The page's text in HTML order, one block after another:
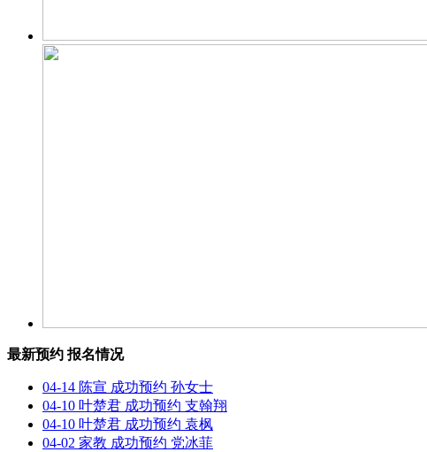
最新预约 报名情况
04-14 陈宣 成功预约 孙女士
04-10 叶楚君 成功预约 支翰翔
04-10 叶楚君 成功预约 袁枫
04-02 家教 成功预约 党冰菲